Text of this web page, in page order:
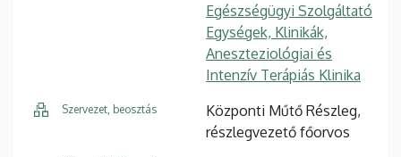
Egészségügyi Szolgáltató
Egységek, Klinikák,
Aneszteziológiai és
Intenzív Terápiás Klinika
Szervezet, beosztás
Központi Műtő Részleg,
részlegvezető főorvos